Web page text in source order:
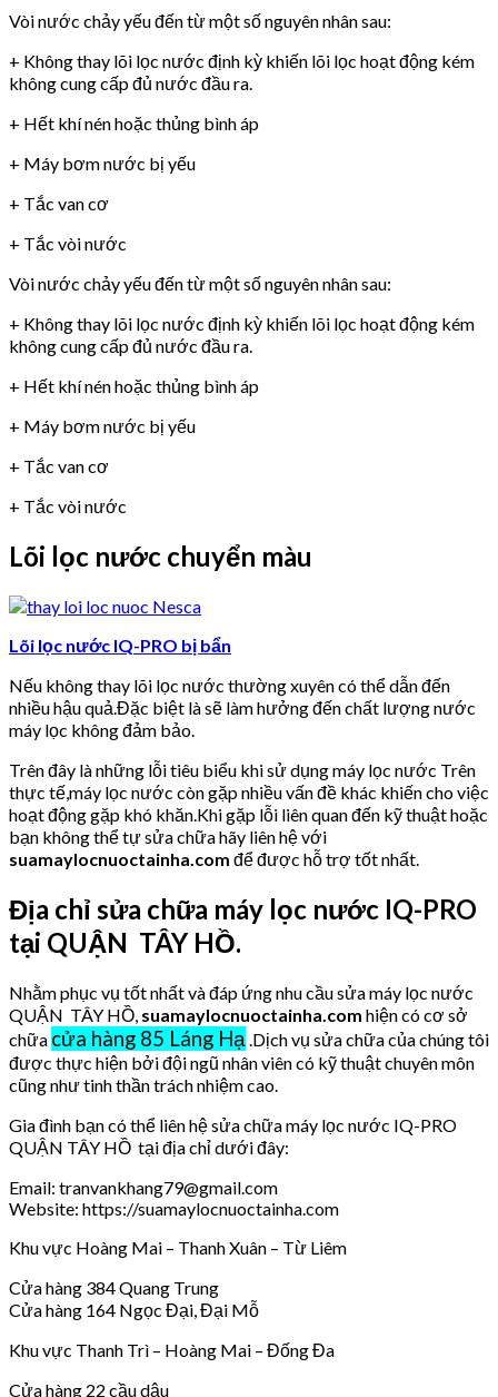
Vòi nước chảy yếu đến từ một số nguyên nhân sau:
+ Không thay lõi lọc nước định kỳ khiến lõi lọc hoạt động kém
không cung cấp đủ nước đầu ra.
+ Hết khí nén hoặc thủng bình áp
+ Máy bơm nước bị yếu
+ Tắc van cơ
+ Tắc vòi nước
Vòi nước chảy yếu đến từ một số nguyên nhân sau:
+ Không thay lõi lọc nước định kỳ khiến lõi lọc hoạt động kém
không cung cấp đủ nước đầu ra.
+ Hết khí nén hoặc thủng bình áp
+ Máy bơm nước bị yếu
+ Tắc van cơ
+ Tắc vòi nước
Lõi lọc nước chuyển màu
Lõi lọc nước IQ-PRO bị bẩn
Nếu không thay lõi lọc nước thường xuyên có thể dẫn đến
nhiều hậu quả.Đặc biệt là sẽ làm hưởng đến chất lượng nước
máy lọc không đảm bảo.
Trên đây là những lỗi tiêu biểu khi sử dụng máy lọc nước Trên
thực tế,máy lọc nước còn gặp nhiều vấn đề khác khiến cho việc
hoạt động gặp khó khăn.Khi gặp lỗi liên quan đến kỹ thuật hoặc
bạn không thể tự sửa chữa hãy liên hệ với
suamaylocnuoctainha.com để được hỗ trợ tốt nhất.
Địa chỉ sửa chữa máy lọc nước IQ-PRO
tại QUẬN TÂY HỒ.
Nhằm phục vụ tốt nhất và đáp ứng nhu cầu sửa máy lọc nước
QUẬN TÂY HỒ, suamaylocnuoctainha.com hiện có cơ sở
chữa cửa hàng 85 Láng Hạ .Dịch vụ sửa chữa của chúng tôi
được thực hiện bởi đội ngũ nhân viên có kỹ thuật chuyên môn
cũng như tinh thần trách nhiệm cao.
Gia đình bạn có thể liên hệ sửa chữa máy lọc nước IQ-PRO
QUẬN TÂY HỒ tại địa chỉ dưới đây:
Email: tranvankhang79@gmail.com
Website: https://suamaylocnuoctainha.com
Khu vực Hoàng Mai – Thanh Xuân – Từ Liêm
Cửa hàng 384 Quang Trung
Cửa hàng 164 Ngọc Đại, Đại Mỗ
Khu vực Thanh Trì – Hoàng Mai – Đống Đa
Cửa hàng 22 cầu dậu